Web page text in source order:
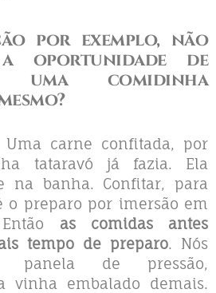
por exemplo, não
oportunidade de
uma comidinha
carne confitada, por
tataravó já fazia. Ela
na banha. Confitar, para
o preparo por imersão em
as comidas antes
tempo de preparo. Nós
panela de pressão,
vinha embalado demais.